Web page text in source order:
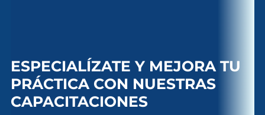
ESPECIALÍZATE Y MEJORA TU
PRÁCTICA CON NUESTRAS
CAPACITACIONES